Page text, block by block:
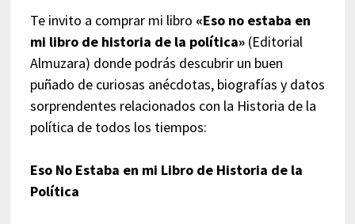
Te invito a comprar mi libro «Eso no estaba en
mi libro de historia de la política»(Editorial
Almuzara) donde podrás descubrir un buen
puñado de curiosas anécdotas, biografías y datos
sorprendentes relacionados con la Historia de la
política de todos los tiempos:
Eso No Estaba en mi Libro de Historia de la
Política